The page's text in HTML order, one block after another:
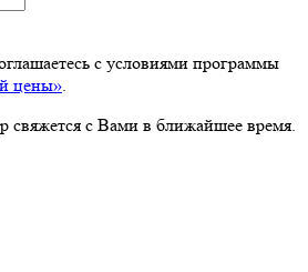
с условиями программы
цены»
с Вами в ближайшее время.